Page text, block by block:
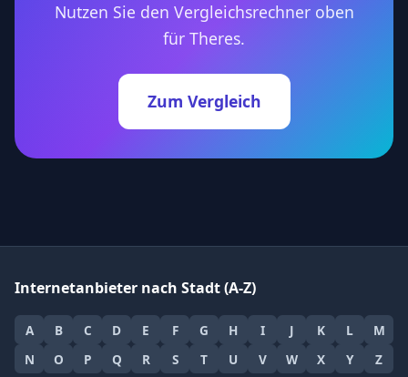
Nutzen Sie den Vergleichsrechner oben
für Theres.
Zum Vergleich
Internetanbieter nach Stadt (A-Z)
A B C D E F G H I J K L
M
N
O P Q R S T U V W X Y Z